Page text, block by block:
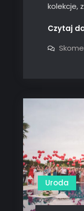
kolekcje,
Czytaj
Uroda